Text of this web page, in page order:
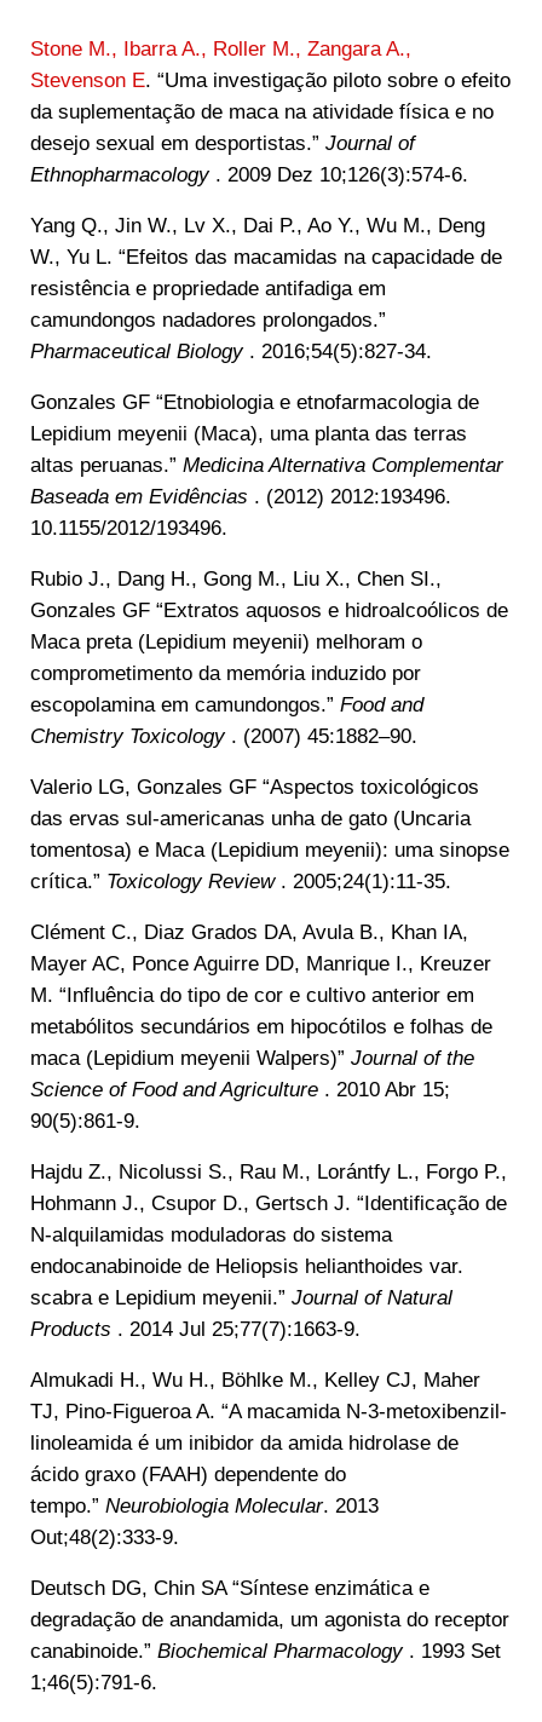
Stone M., Ibarra A., Roller M., Zangara A.,
Stevenson E. “Uma investigação piloto sobre o efeito
da suplementação de maca na atividade física e no
desejo sexual em desportistas.” Journal of
Ethnopharmacology. 2009 Dez 10;126(3):574-6.
Yang Q., Jin W., Lv X., Dai P., Ao Y., Wu M., Deng
W., Yu L. “Efeitos das macamidas na capacidade de
resistência e propriedade antifadiga em
camundongos nadadores prolongados.”
Pharmaceutical Biology. 2016;54(5):827-34.
Gonzales GF “Etnobiologia e etnofarmacologia de
Lepidium meyenii (Maca), uma planta das terras
altas peruanas.” Medicina Alternativa Complementar
Baseada em Evidências . (2012) 2012:193496.
10.1155/2012/193496.
Rubio J., Dang H., Gong M., Liu X., Chen SI.,
Gonzales GF “Extratos aquosos e hidroalcoólicos de
Maca preta (Lepidium meyenii) melhoram o
comprometimento da memória induzido por
escopolamina em camundongos.” Food and
Chemistry Toxicology. (2007) 45:1882–90.
Valerio LG, Gonzales GF “Aspectos toxicológicos
das ervas sul-americanas unha de gato (Uncaria
tomentosa) e Maca (Lepidium meyenii): uma sinopse
crítica.” Toxicology Review. 2005;24(1):11-35.
Clément C., Diaz Grados DA, Avula B., Khan IA,
Mayer AC, Ponce Aguirre DD, Manrique I., Kreuzer
M. “Influência do tipo de cor e cultivo anterior em
metabólitos secundários em hipocótilos e folhas de
maca (Lepidium meyenii Walpers)” Journal of the
Science of Food and Agriculture. 2010 Abr 15;
90(5):861-9.
Hajdu Z., Nicolussi S., Rau M., Lorántfy L., Forgo P.,
Hohmann J., Csupor D., Gertsch J. “Identificação de
N-alquilamidas moduladoras do sistema
endocanabinoide de Heliopsis helianthoides var.
scabra e Lepidium meyenii.” Journal of Natural
Products . 2014 Jul 25;77(7):1663-9.
Almukadi H., Wu H., Böhlke M., Kelley CJ, Maher
TJ, Pino-Figueroa A. “A macamida N-3-metoxibenzil-
linoleamida é um inibidor da amida hidrolase de
ácido graxo (FAAH) dependente do
tempo.” Neurobiologia Molecular. 2013
Out;48(2):333-9.
Deutsch DG, Chin SA “Síntese enzimática e
degradação de anandamida, um agonista do receptor
canabinoide.” Biochemical Pharmacology. 1993 Set
1;46(5):791-6.